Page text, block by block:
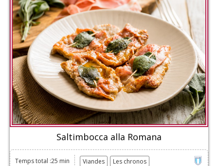
Saltimbocca alla Romana
Temps total :25 min Viandes Les chronos